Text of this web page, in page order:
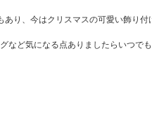
り、今はクリスマスの可愛い飾り付
など気になる点ありましたらいつで